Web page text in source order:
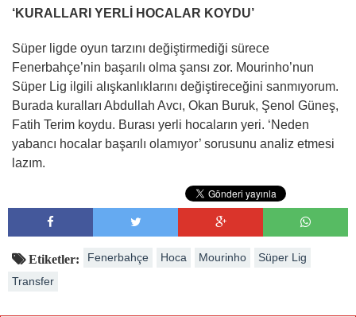
‘KURALLARI YERLİ HOCALAR KOYDU’
Süper ligde oyun tarzını değiştirmediği sürece
Fenerbahçe’nin başarılı olma şansı zor. Mourinho’nun
Süper Lig ilgili alışkanlıklarını değiştireceğini sanmıyorum.
Burada kuralları Abdullah Avcı, Okan Buruk, Şenol Güneş,
Fatih Terim koydu. Burası yerli hocaların yeri. ‘Neden
yabancı hocalar başarılı olamıyor’ sorusunu analiz etmesi
lazım.
Etiketler: Fenerbahçe Hoca Mourinho
Süper Lig
Transfer